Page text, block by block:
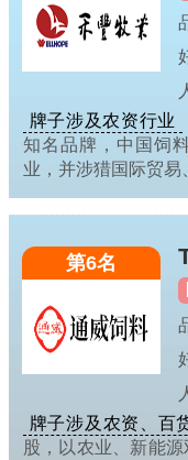
牌子涉及农资行业
知名品牌，中国饲
业，并涉猎国际贸
第6名
牌子涉及农资、百
股，以农业、新能